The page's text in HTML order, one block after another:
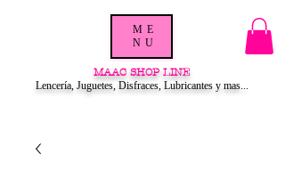
MAAC SHOP LINE
Lencería, Juguetes, Disfraces, Lubricantes y mas...
ME
NU